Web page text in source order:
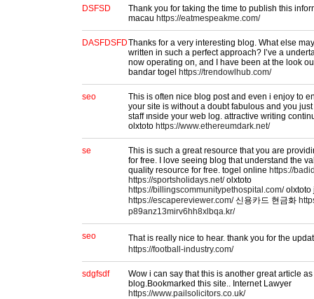
DSFSD
Thank you for taking the time to publish this
macau https://eatmespeakme.com/
DASFDSFDThanks for a very interesting blog. What else
written in such a perfect approach? I’ve a
now operating on, and I have been at the look
bandar togel
https://trendowlhub.com/
seo
This is often nice blog post and even i enjoy to
your site is without a doubt fabulous and you
staff ınside your web log. attractive writing
olxtoto https://www.ethereumdark.net/
se
This is such a great resource that you are
for free. I love seeing blog that understand the
quality resource for free. togel online https://
https://sportsholidays.net/olxtoto
https://billingscommunitypethospital.com/olxtoto
https://escapereviewer.com/신용카드 현금화
p89anz13mirv6hh8xlbqa.kr/
seo
That is really nice to hear. thank you for the
https://football-industry.com/
sdgfsdf
Wow i can say that this is another great article
blog.Bookmarked this site.. Internet Lawyer
https://www.pailsolicitors.co.uk/